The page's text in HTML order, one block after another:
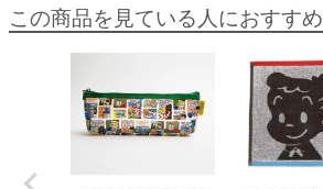
この商品を見ている人におすすめ